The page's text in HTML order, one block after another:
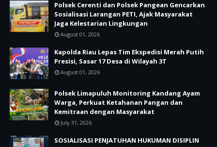
Polsek Cerenti dan Polsek Pangean Gencarkan
Sosialisasi Larangan PETI, Ajak Masyarakat
Jaga Kelestarian Lingkungan
August 01, 2026
Kapolda Riau Lepas Tim Ekspedisi Merah Putih
Presisi, Sasar 17 Desa di Wilayah 3T
August 01, 2026
Polsek Limapuluh Monitoring Kandang Ayam
Warga, Perkuat Ketahanan Pangan dan
Kemitraan dengan Masyarakat
July 31, 2026
SOSIALISASI PENJATUHAN HUKUMAN DISIPLIN